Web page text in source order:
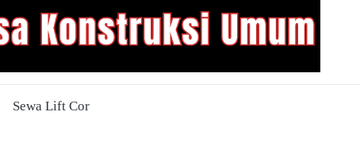
Sewa Lift Cor